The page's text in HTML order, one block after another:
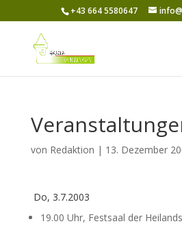
+43 664 5580647
von Redaktion | 13. Dezember
Do, 3.7.2003
19.00 Uhr, Festsaal der